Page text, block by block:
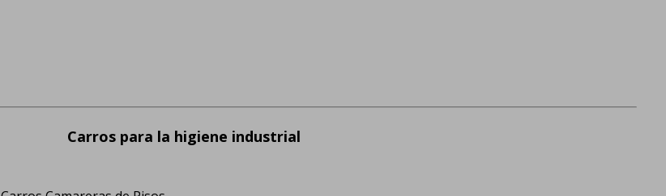
Carros para la higiene industrial